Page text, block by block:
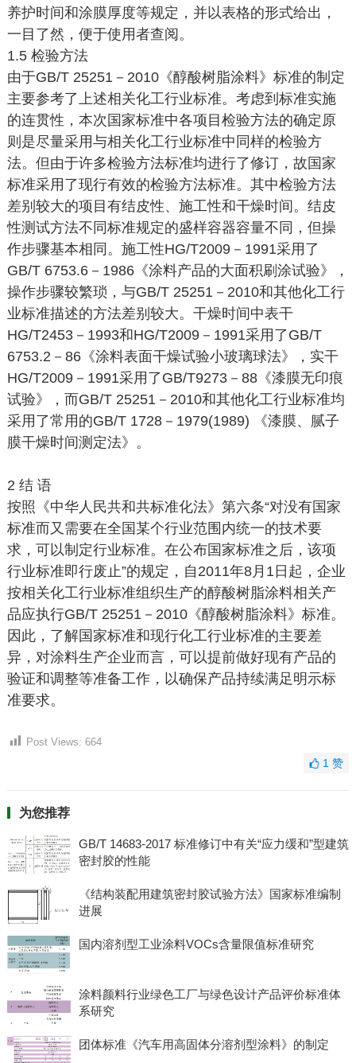
养护时间和涂膜厚度等规定，并以表格的形式给出，
一目了然，便于使用者查阅。
1.5 检验方法
由于GB/T 25251－2010《醇酸树脂涂料》标准的制定
主要参考了上述相关化工行业标准。考虑到标准实施
的连贯性，本次国家标准中各项目检验方法的确定原
则是尽量采用与相关化工行业标准中同样的检验方
法。但由于许多检验方法标准均进行了修订，故国家
标准采用了现行有效的检验方法标准。其中检验方法
差别较大的项目有结皮性、施工性和干燥时间。结皮
性测试方法不同标准规定的盛样容器容量不同，但操
作步骤基本相同。施工性HG/T2009－1991采用了
GB/T 6753.6－1986《涂料产品的大面积刷涂试验》，
操作步骤较繁琐，与GB/T 25251－2010和其他化工行
业标准描述的方法差别较大。干燥时间中表干
HG/T2453－1993和HG/T2009－1991采用了GB/T
6753.2－86《涂料表面干燥试验小玻璃球法》，实干
HG/T2009－1991采用了GB/T9273－88《漆膜无印痕
试验》，而GB/T 25251－2010和其他化工行业标准均
采用了常用的GB/T 1728－1979(1989) 《漆膜、腻子
膜干燥时间测定法》。
2 结 语
按照《中华人民共和共标准化法》第六条“对没有国家
标准而又需要在全国某个行业范围内统一的技术要
求，可以制定行业标准。在公布国家标准之后，该项
行业标准即行废止”的规定，自2011年8月1日起，企业
按相关化工行业标准组织生产的醇酸树脂涂料相关产
品应执行GB/T 25251－2010《醇酸树脂涂料》标准。
因此，了解国家标准和现行化工行业标准的主要差
异，对涂料生产企业而言，可以提前做好现有产品的
验证和调整等准备工作，以确保产品持续满足明示标
准要求。
Post Views: 664
1赞
为您推荐
GB/T 14683-2017 标准修订中有关“应力缓和”型建筑
密封胶的性能
《结构装配用建筑密封胶试验方法》国家标准编制
进展
国内溶剂型工业涂料VOCs含量限值标准研究
涂料颜料行业绿色工厂与绿色设计产品评价标准体
系研究
团体标准《汽车用高固体分溶剂型涂料》的制定